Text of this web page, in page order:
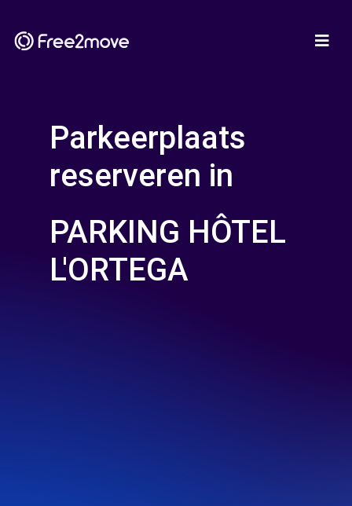
Parkeerplaats
reserveren in
PARKING HÔTEL
L'ORTEGA